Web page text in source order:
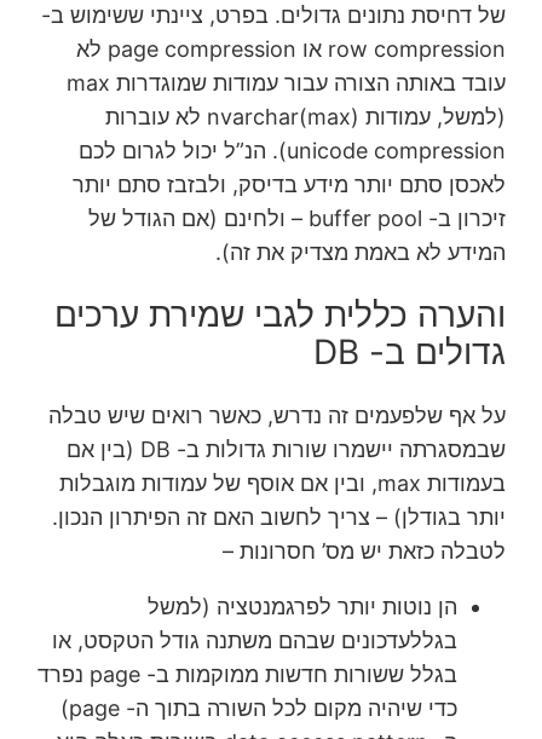
של דחיסת נתונים גדולים. בפרט, ציינתי ששימוש ב-
row compression או page compression לא
עובד באותה הצורה עבור עמודות שמוגדרות max
(למשל, עמודות nvarchar(max) לא עוברות
unicode compression). הנ”ל יכול לגרום לכם
לאכסן סתם יותר מידע בדיסק, ולבזבז סתם יותר
זיכרון ב- buffer pool – ולחינם (אם הגודל של
המידע לא באמת מצדיק את זה).
והערה כללית לגבי שמירת ערכים
גדולים ב- DB
על אף שלפעמים זה נדרש, כאשר רואים שיש טבלה
שבמסגרתה יישמרו שורות גדולות ב- DB (בין אם
בעמודות max, ובין אם אוסף של עמודות מוגבלות
יותר בגודלן) – צריך לחשוב האם זה הפיתרון הנכון.
לטבלה כזאת יש מס’ חסרונות –
הן נוטות יותר לפרגמנטציה (למשל
בגללעדכונים שבהם משתנה גודל הטקסט, או
בגלל ששורות חדשות ממוקמות ב- page נפרד
כדי שיהיה מקום לכל השורה בתוך ה- page)